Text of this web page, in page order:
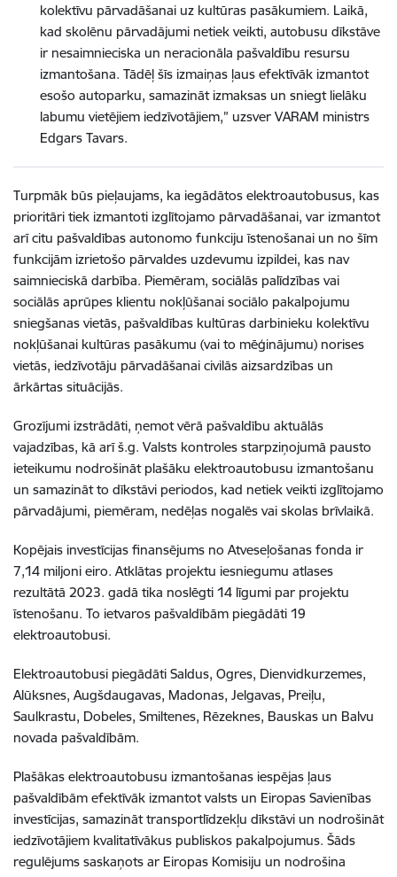
kolektīvu pārvadāšanai uz kultūras pasākumiem. Laikā,
kad skolēnu pārvadājumi netiek veikti, autobusu dīkstāve
ir nesaimnieciska un neracionāla pašvaldību resursu
izmantošana. Tādēļ šīs izmaiņas ļaus efektīvāk izmantot
esošo autoparku, samazināt izmaksas un sniegt lielāku
labumu vietējiem iedzīvotājiem,” uzsver VARAM ministrs
Edgars Tavars.
Turpmāk būs pieļaujams, ka iegādātos elektroautobusus, kas
prioritāri tiek izmantoti izglītojamo pārvadāšanai, var izmantot
arī citu pašvaldības autonomo funkciju īstenošanai un no šīm
funkcijām izrietošo pārvaldes uzdevumu izpildei, kas nav
saimnieciskā darbība. Piemēram, sociālās palīdzības vai
sociālās aprūpes klientu nokļūšanai sociālo pakalpojumu
sniegšanas vietās, pašvaldības kultūras darbinieku kolektīvu
nokļūšanai kultūras pasākumu (vai to mēģinājumu) norises
vietās, iedzīvotāju pārvadāšanai civilās aizsardzības un
ārkārtas situācijās.
Grozījumi izstrādāti, ņemot vērā pašvaldību aktuālās
vajadzības, kā arī š.g. Valsts kontroles starpziņojumā pausto
ieteikumu nodrošināt plašāku elektroautobusu izmantošanu
un samazināt to dīkstāvi periodos, kad netiek veikti izglītojamo
pārvadājumi, piemēram, nedēļas nogalēs vai skolas brīvlaikā.
Kopējais investīcijas finansējums no Atveseļošanas fonda ir
7,14 miljoni eiro. Atklātas projektu iesniegumu atlases
rezultātā 2023. gadā tika noslēgti 14 līgumi par projektu
īstenošanu. To ietvaros pašvaldībām piegādāti 19
elektroautobusi.
Elektroautobusi piegādāti Saldus, Ogres, Dienvidkurzemes,
Alūksnes, Augšdaugavas, Madonas, Jelgavas, Preiļu,
Saulkrastu, Dobeles, Smiltenes, Rēzeknes, Bauskas un Balvu
novada pašvaldībām.
Plašākas elektroautobusu izmantošanas iespējas ļaus
pašvaldībām efektīvāk izmantot valsts un Eiropas Savienības
investīcijas, samazināt transportlīdzekļu dīkstāvi un nodrošināt
iedzīvotājiem kvalitatīvākus publiskos pakalpojumus. Šāds
regulējums saskaņots ar Eiropas Komisiju un nodrošina